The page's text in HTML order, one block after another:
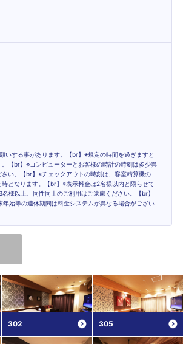
いする事があります。【br】※規定の時間を過ぎますと
【br】※コンピューターとお客様の時計の時刻は多少異
い。【br】※チェックアウトの時刻は、客室精算機の
時となります。【br】※表示料金は2名様以内と限らせて
様以上、同性同士のご利用はご遠慮ください。【br】
年始等の連休期間は料金システムが異なる場合がござい
302 305